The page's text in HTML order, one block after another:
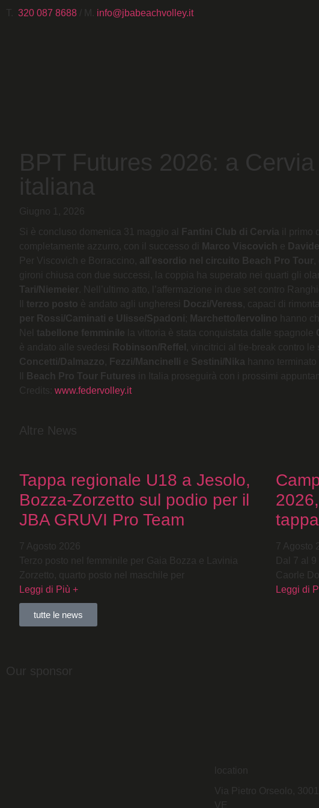
T. 320 087 8688 / M. info@jbabeachvolley.it
BPT Futures 2026: a
italiana
Giugno 1, 2026
Si è concluso domenica 31 maggio al
Fantini Club di Cervia il primo
completamente azzurro, con il successo di
Marco Viscovich e
Per Viscovich e Borraccino, all’esordio nel circuito Beach Pro Tour ,
gironi chiusa con due successi, la coppia ha superato nei quarti gli
Tari/Niemeier
. Nell’ultimo atto, l’affermazione in due set contro
terzo posto è andato agli ungheresi Doczi/Veress, capaci di
per Rossi/Caminati e Ulisse/Spadoni; Marchetto/Iervolino hanno
Nel tabellone femminile la vittoria è stata conquistata dalle spagnole
è andato alle svedesi
Robinson/Reffel , vincitrici al tie-break contro le
Concetti/Dalmazzo, Fezzi/Mancinelli e Sestini/Nika hanno terminato
Beach Pro Tour Futures in Italia proseguirà con i prossimi
Credits: www.federvolley.it
Altre News
Tappa regionale U18 a Jesolo,
Bozza-Zorzetto sul podio per il
JBA GRUVI Pro Team
7 Agosto 2026
Terzo posto nel femminile per Gaia Bozza e Lavinia
Zorzetto, quarto posto nel maschile per
Leggi di Più +
7 Agosto
Dal 7 al
Caorle
Leggi di
tutte le news
Our sponsor
location
Via Pietro Orseolo,
VE